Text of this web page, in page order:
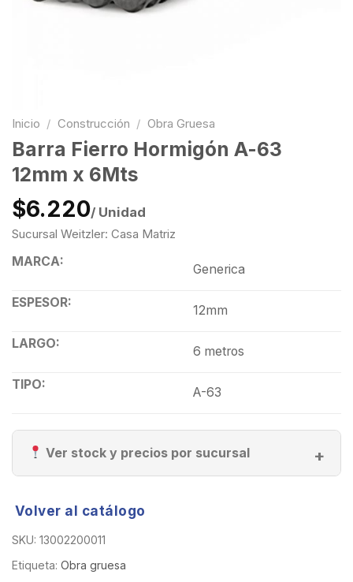
Inicio / Construcción / Obra Gruesa
Barra Fierro Hormigón A-63
12mm x 6Mts
$6.220/ Unidad
Sucursal Weitzler: Casa Matriz
MARCA:
Generica
ESPESOR:
12mm
LARGO:
6 metros
TIPO:
A-63
Ver stock y precios por sucursal
Volver al catálogo
SKU: 13002200011
Etiqueta: Obra gruesa